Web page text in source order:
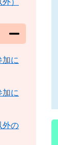
）
加に
加に
外の